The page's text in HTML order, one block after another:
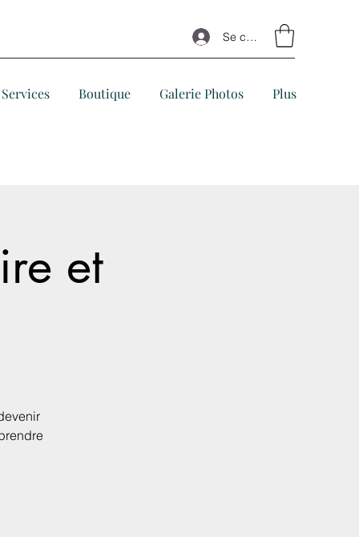
Se connecter
Services Boutique Galerie Photos Plus
et